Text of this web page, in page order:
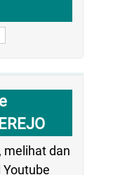
melihat dan
Youtube